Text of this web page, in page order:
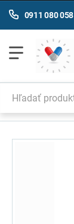
0911 080 058